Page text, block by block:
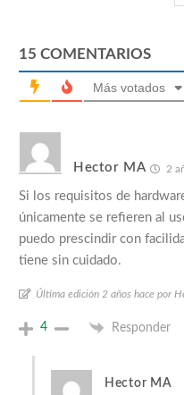
15 COMENTARIOS
Más votados
Hector MA 2
Si los requisitos de
únicamente se refieren al
puedo prescindir con
tiene sin cuidado.
Última edición 2 años hace por
4 Responder
Hector MA